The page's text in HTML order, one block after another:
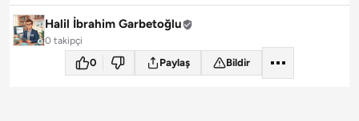
Halil İbrahim Garbetoğlu
0 takipçi
0 Paylaş Bildir